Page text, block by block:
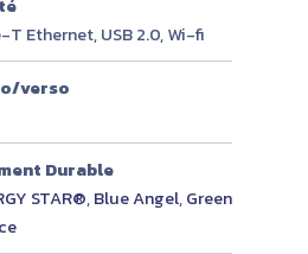
T Ethernet, USB 2.0, Wi-fi
verso
Durable
STAR®,Blue Angel,Green